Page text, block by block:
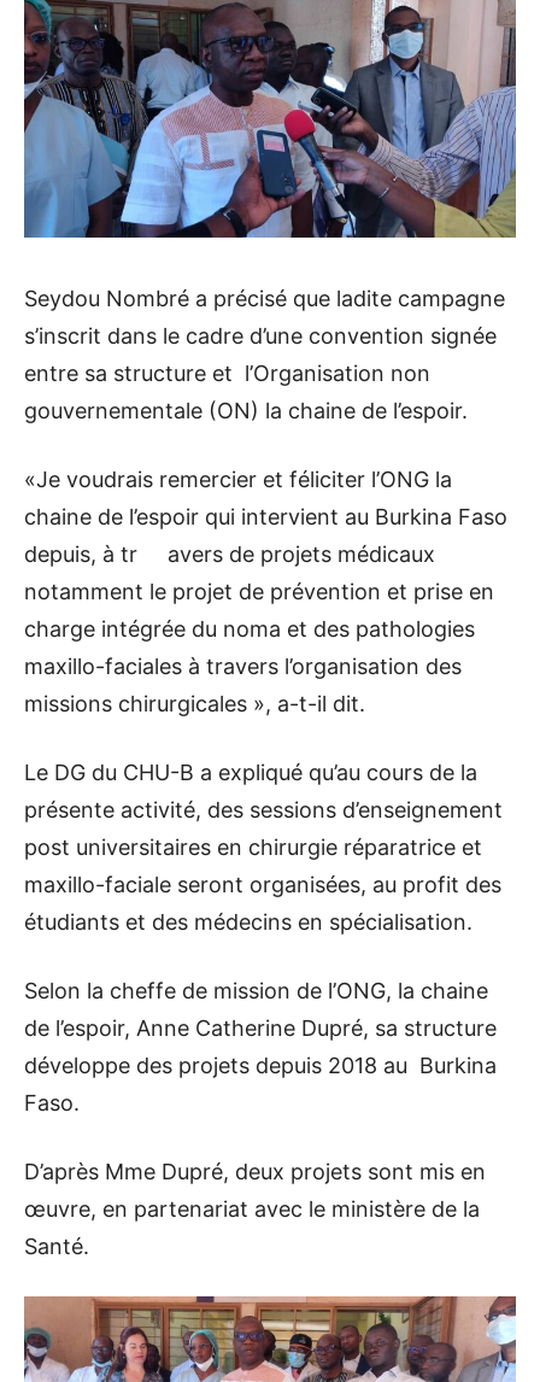
Seydou Nombré a précisé que ladite campagne
s’inscrit dans le cadre d’une convention signée
entre sa structure et l’Organisation non
gouvernementale (ON) la chaine de l’espoir.
«Je voudrais remercier et féliciter l’ONG la
chaine de l’espoir qui intervient au Burkina Faso
depuis, à tr avers de projets médicaux
notamment le projet de prévention et prise en
charge intégrée du noma et des pathologies
maxillo-faciales à travers l’organisation des
missions chirurgicales », a-t-il dit.
Le DG du CHU-B a expliqué qu’au cours de la
présente activité, des sessions d’enseignement
post universitaires en chirurgie réparatrice et
maxillo-faciale seront organisées, au profit des
étudiants et des médecins en spécialisation.
Selon la cheffe de mission de l’ONG, la chaine
de l’espoir, Anne Catherine Dupré, sa structure
développe des projets depuis 2018 au Burkina
Faso.
D’après Mme Dupré, deux projets sont mis en
œuvre, en partenariat avec le ministère de la
Santé.